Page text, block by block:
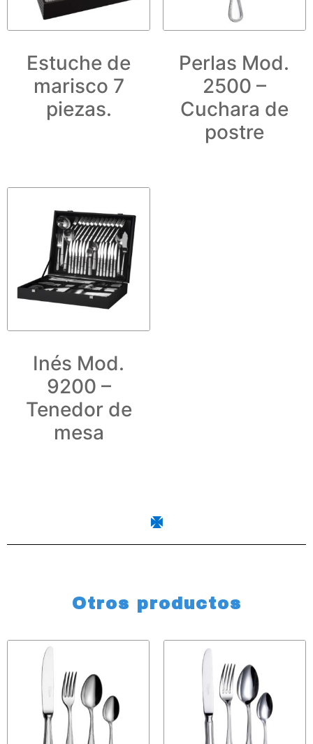
Estuche de
marisco 7
piezas.
Perlas Mod.
2500 –
Cuchara de
postre
Inés Mod.
9200 –
Tenedor de
mesa
Otros productos